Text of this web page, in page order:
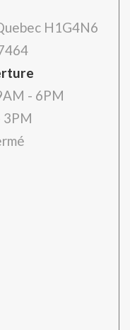
H1G4N6
- 6PM
3PM